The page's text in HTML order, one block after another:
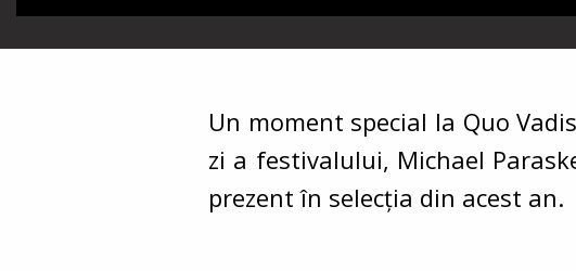
Un moment special la Quo
zi a festivalului, Michael
prezent în selecția din acest an.